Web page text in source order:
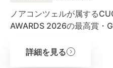
ノアコンツェルが属する
AWARDS 2026の最高賞・
詳細を見る